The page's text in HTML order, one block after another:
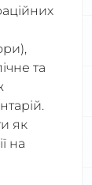
та
як
на